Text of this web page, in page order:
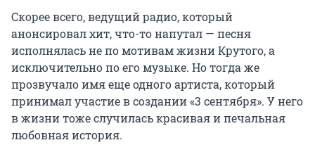
Скорее всего, ведущий радио, который
анонсировал хит, что-то напутал — песня
исполнялась не по мотивам жизни Крутого, а
исключительно по его музыке. Но тогда же
прозвучало имя еще одного артиста, который
принимал участие в создании «3 сентября». У него
в жизни тоже случилась красивая и печальная
любовная история.